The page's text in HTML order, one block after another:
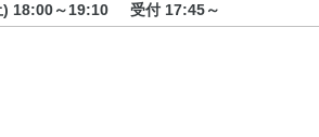
) 18:00～19:10 受付 17:45～